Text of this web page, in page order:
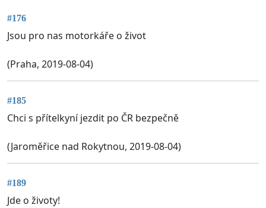
#176
Jsou pro nas motorkáře o život
(Praha, 2019-08-04)
#185
Chci s přítelkyní jezdit po ČR bezpečně
(Jaroměřice nad Rokytnou, 2019-08-04)
#189
Jde o životy!